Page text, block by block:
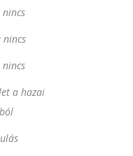
nincs
nincs
a hazai